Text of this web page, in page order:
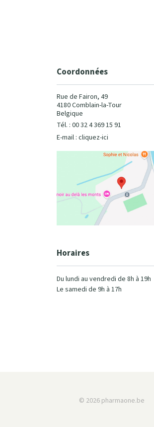
Coordonnées
Rue de Fairon, 49
4180 Comblain-la-Tour
Belgique
Tél. : 00 32 4 369 15 91
E-mail : cliquez-ici
Horaires
Du lundi au vendredi de 8h à 19h
Le samedi de 9h à 17h
© 2026 pharmaone.be